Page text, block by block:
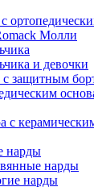
с
Молли
и девочки
с защитным
с
нарды
нарды
нарды